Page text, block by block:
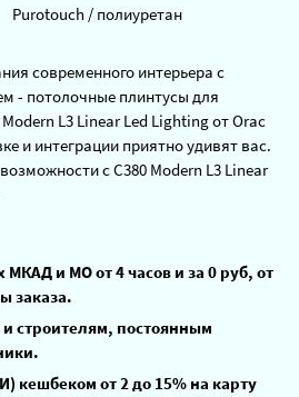
Purotouch / полиуретан
современного интерьера с
- потолочные плинтусы для
L3 Linear Led Lighting от Orac
и интеграции приятно удивят вас.
с C380 Modern L3 Linear
МКАД и МО от 4 часов и за 0 руб, от
заказа.
строителям, постоянным
кешбеком от 2 до 15% на карту